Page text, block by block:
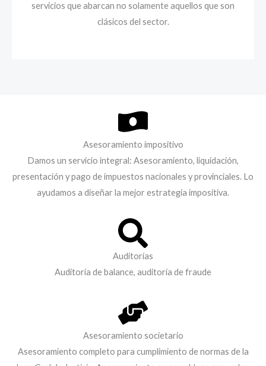
servicios que abarcan no solamente aquellos que son
clásicos del sector.
Asesoramiento impositivo
Damos un servicio integral: Asesoramiento, liquidación,
presentación y pago de impuestos nacionales y provinciales. Lo
ayudamos a diseñar la mejor estrategia impositiva.
Auditorías​
Auditoría de balance, auditoría de fraude
Asesoramiento societario​
Asesoramiento completo para cumplimiento de normas de la